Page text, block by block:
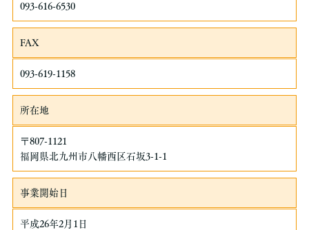
093-616-6530
FAX
093-619-1158
所在地
〒807-1121
福岡県北九州市八幡西区石坂3-1-1
事業開始日
平成26年2月1日